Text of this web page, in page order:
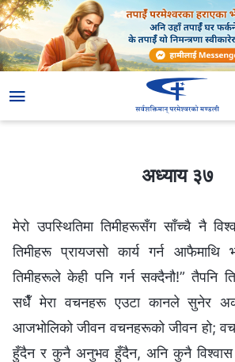
अध्याय ३७
मेरो उपस्थितिमा तिमीहरूसँग साँच्‍चै नै
तिमीहरू प्रायजसो कार्य गर्न आफैमाथि
तिमीहरूले केही पनि गर्न सक्दैनौ!” तैपनि
सधैँ मेरा वचनहरू एउटा कानले सुनेर
आजभोलिको जीवन वचनहरूको जीवन हो;
हुँदैन र कुनै अनुभव हुँदैन, अनि कुनै